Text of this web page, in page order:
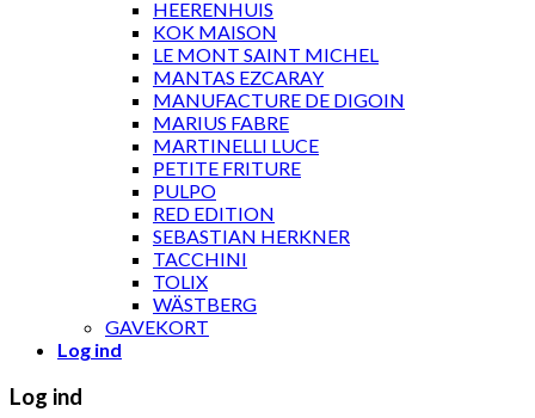
HEERENHUIS
KOK MAISON
LE MONT SAINT MICHEL
MANTAS EZCARAY
MANUFACTURE DE DIGOIN
MARIUS FABRE
MARTINELLI LUCE
PETITE FRITURE
PULPO
RED EDITION
SEBASTIAN HERKNER
TACCHINI
TOLIX
WÄSTBERG
GAVEKORT
Log ind
Log ind